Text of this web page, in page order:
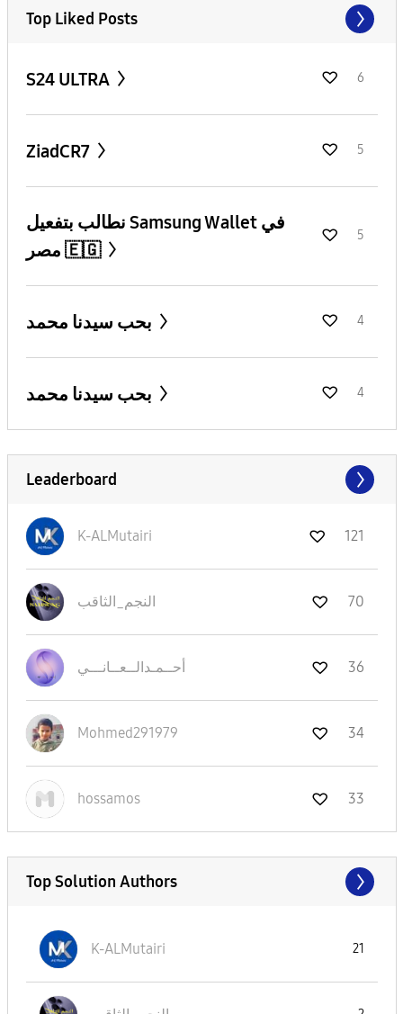
Top Liked Posts
S24 ULTRA 6
ZiadCR7 5
نطالب بتفعيل Samsung Wallet في
مصر 🇪🇬
5
4
4
Leaderboard
K-ALMutairi 121
النجم_الثاقب 70
أحــمـدالــعــانـــي 36
Mohmed291979 34
hossamos 33
Top Solution Authors
K-ALMutairi 21